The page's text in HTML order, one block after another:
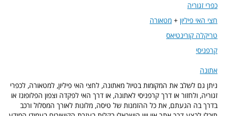
כפרי זגוריה
חצי האי פיליון + מטאורה
טריקלה קורינטיאס
קרפניסי
אתונה
ניתן גם לשלב את המקומות בטיול מאתונה, לחצי האי פיליון, למטאורה, לכפרי
זגוריה, ולחזור או דרך קרפניסי לאתונה, או דרך האי לפקדה וצפון הפלופונז או
בדרך בה הגעתם, את כל ההזמנות של טיסה, מלונות לאורך המסלול ורכב